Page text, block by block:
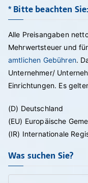
* Bitte beachten Sie:
Alle Preisangaben
Mehrwertsteuer und
amtlichen Gebühren.
Unternehmer/
Einrichtungen. Es
(D) Deutschland
(EU) Europäische
(IR) Internationale
Was suchen Sie?